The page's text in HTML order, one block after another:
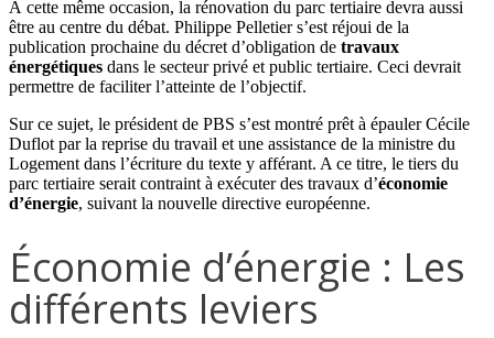
À cette même occasion, la rénovation du parc tertiaire devra aussi
être au centre du débat. Philippe Pelletier s’est réjoui de la
publication prochaine du décret d’obligation de travaux
énergétiques dans le secteur privé et public tertiaire. Ceci devrait
permettre de faciliter l’atteinte de l’objectif.
Sur ce sujet, le président de PBS s’est montré prêt à épauler Cécile
Duflot par la reprise du travail et une assistance de la ministre du
Logement dans l’écriture du texte y afférant. A ce titre, le tiers du
parc tertiaire serait contraint à exécuter des travaux d’économie
d’énergie, suivant la nouvelle directive européenne.
Économie d’énergie : Les
différents leviers